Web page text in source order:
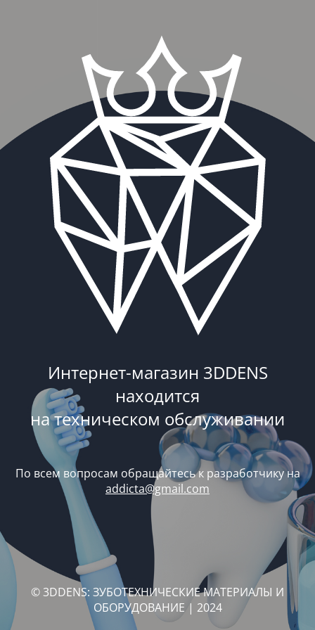
Интернет-магазин 3DDENS
находится
на техническом обслуживании
По всем вопросам обращайтесь к разработчику на
addicta@gmail.com
© 3DDENS: ЗУБОТЕХНИЧЕСКИЕ МАТЕРИАЛЫ И
ОБОРУДОВАНИЕ | 2024